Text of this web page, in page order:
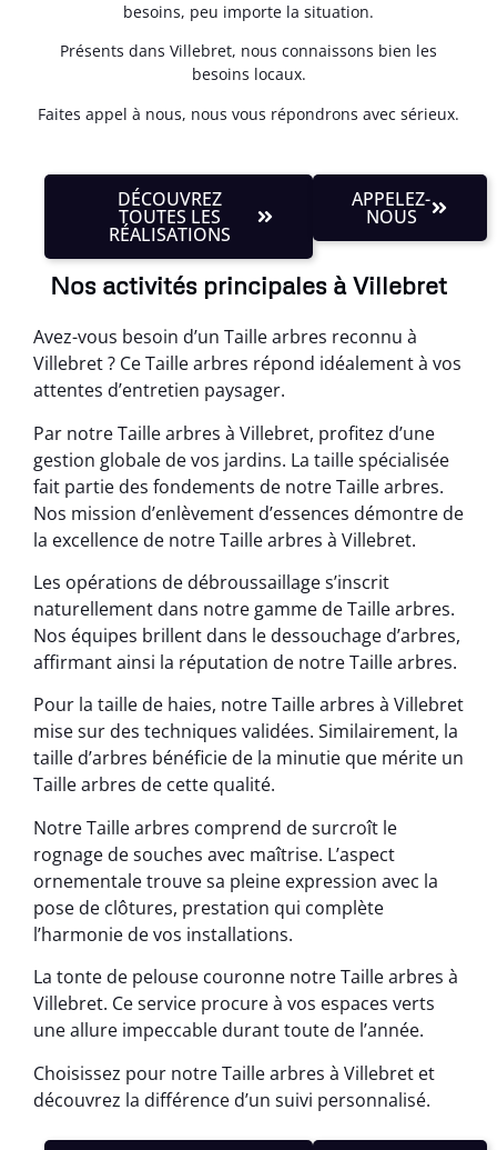
besoins, peu importe la situation.
Présents dans Villebret, nous connaissons bien les
besoins locaux.
Faites appel à nous, nous vous répondrons avec sérieux.
DÉCOUVREZ
TOUTES LES
RÉALISATIONS
APPELEZ-
NOUS
Nos activités principales à Villebret
Avez-vous besoin d’un Taille arbres reconnu à
Villebret ? Ce Taille arbres répond idéalement à vos
attentes d’entretien paysager.
Par notre Taille arbres à Villebret, profitez d’une
gestion globale de vos jardins. La taille spécialisée
fait partie des fondements de notre Taille arbres.
Nos mission d’enlèvement d’essences démontre de
la excellence de notre Taille arbres à Villebret.
Les opérations de débroussaillage s’inscrit
naturellement dans notre gamme de Taille arbres.
Nos équipes brillent dans le dessouchage d’arbres,
affirmant ainsi la réputation de notre Taille arbres.
Pour la taille de haies, notre Taille arbres à Villebret
mise sur des techniques validées. Similairement, la
taille d’arbres bénéficie de la minutie que mérite un
Taille arbres de cette qualité.
Notre Taille arbres comprend de surcroît le
rognage de souches avec maîtrise. L’aspect
ornementale trouve sa pleine expression avec la
pose de clôtures, prestation qui complète
l’harmonie de vos installations.
La tonte de pelouse couronne notre Taille arbres à
Villebret. Ce service procure à vos espaces verts
une allure impeccable durant toute de l’année.
Choisissez pour notre Taille arbres à Villebret et
découvrez la différence d’un suivi personnalisé.